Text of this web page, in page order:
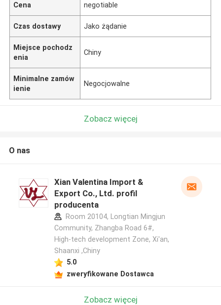
Cena negotiable
Czas dostawy Jako żądanie
Miejsce pochodz
enia
Chiny
Minimalne zamów
ienie
Negocjowalne
Zobacz więcej
O nas
Xian Valentina Import &
Export Co., Ltd. profil
producenta
Room 20104, Longtian Mingjun
Community, Zhangba Road 6#,
High-tech development Zone, Xi'an,
Shaanxi ,Chiny
5.0
zweryfikowane Dostawca
Zobacz więcej